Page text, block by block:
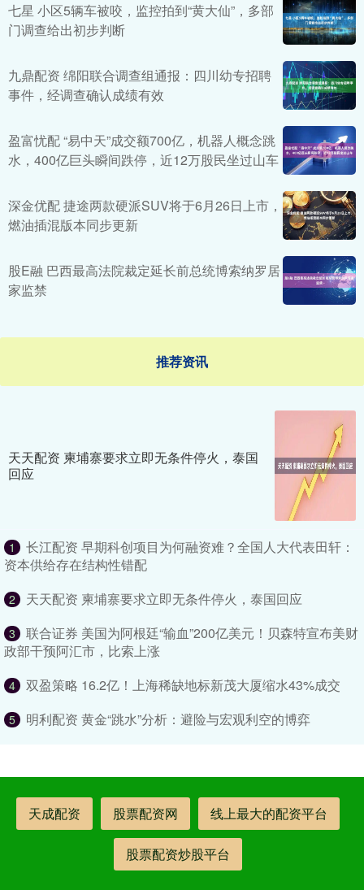
七星 小区5辆车被咬，监控拍到“黄大仙”，多部
门调查给出初步判断
九鼎配资 绵阳联合调查组通报：四川幼专招聘
事件，经调查确认成绩有效
盈富忧配 “易中天”成交额700亿，机器人概念跳
水，400亿巨头瞬间跌停，近12万股民坐过山车
深金优配 捷途两款硬派SUV将于6月26日上市，
燃油插混版本同步更新
股E融 巴西最高法院裁定延长前总统博索纳罗居
家监禁
推荐资讯
天天配资 柬埔寨要求立即无条件停火，泰国
回应
1
长江配资 早期科创项目为何融资难？全国人大代表田轩：
资本供给存在结构性错配
2 天天配资 柬埔寨要求立即无条件停火，泰国回应
3
联合证券 美国为阿根廷“输血”200亿美元！贝森特宣布美财
政部干预阿汇市，比索上涨
4 双盈策略 16.2亿！上海稀缺地标新茂大厦缩水43%成交
5 明利配资 黄金“跳水”分析：避险与宏观利空的博弈
天成配资 股票配资网 线上最大的配资平台
股票配资炒股平台